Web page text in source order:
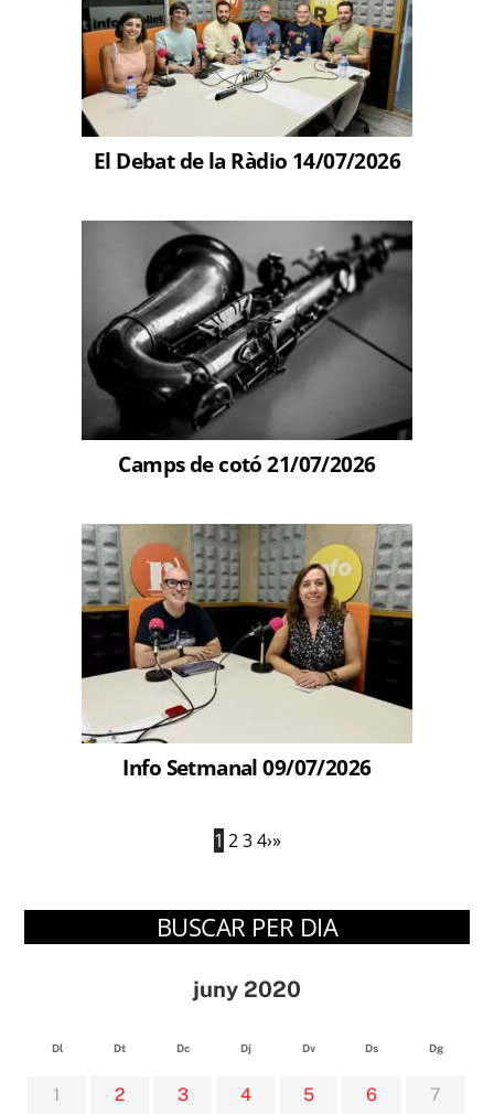
El Debat de la Ràdio 14/07/2026
Camps de cotó 21/07/2026
Info Setmanal 09/07/2026
1 2 3 4›»
BUSCAR PER DIA
juny 2020
Dl Dt Dc Dj Dv Ds Dg
1 2 3 4 5 6 7